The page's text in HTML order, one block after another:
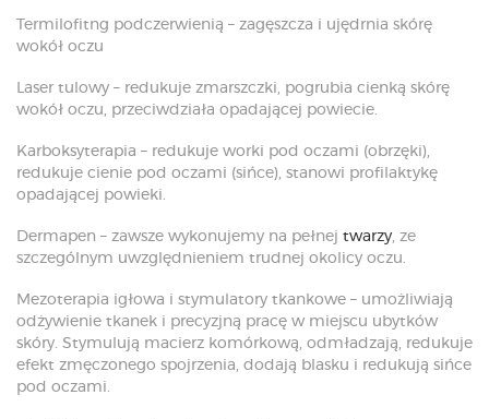
Termilofitng podczerwienią – zagęszcza i ujędrnia skórę
wokół oczu
Laser tulowy – redukuje zmarszczki, pogrubia cienką skórę
wokół oczu, przeciwdziała opadającej powiecie.
Karboksyterapia – redukuje worki pod oczami (obrzęki),
redukuje cienie pod oczami (sińce), stanowi profilaktykę
opadającej powieki.
Dermapen – zawsze wykonujemy na pełnej twarzy, ze
szczególnym uwzględnieniem trudnej okolicy oczu.
Mezoterapia igłowa i stymulatory tkankowe – umożliwiają
odżywienie tkanek i precyzjną pracę w miejscu ubytków
skóry. Stymulują macierz komórkową, odmładzają, redukuje
efekt zmęczonego spojrzenia, dodają blasku i redukują sińce
pod oczami.